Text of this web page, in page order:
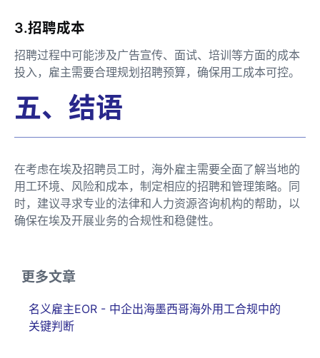
3.招聘成本
招聘过程中可能涉及广告宣传、面试、培训等方面的成本
投入，雇主需要合理规划招聘预算，确保用工成本可控。
五、结语
在考虑在埃及招聘员工时，海外雇主需要全面了解当地的
用工环境、风险和成本，制定相应的招聘和管理策略。同
时，建议寻求专业的法律和人力资源咨询机构的帮助，以
确保在埃及开展业务的合规性和稳健性。
更多文章
名义雇主EOR - 中企出海墨西哥海外用工合规中的
关键判断